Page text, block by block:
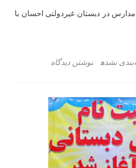
در دبستان غیردولتی احسان با
نشده نوشتن دیدگاه